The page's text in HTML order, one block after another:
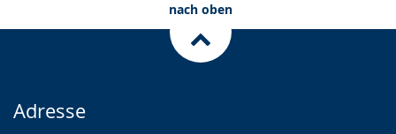
nach oben
Adresse